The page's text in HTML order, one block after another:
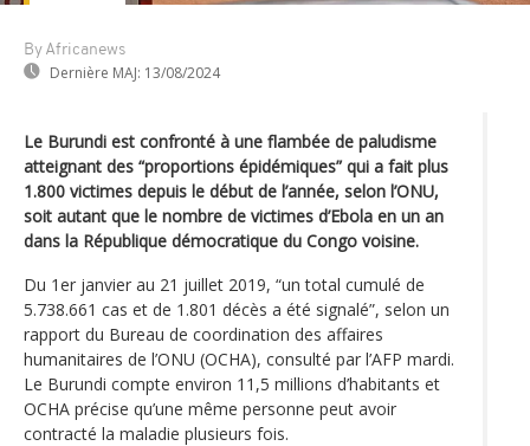
By Africanews
Dernière MAJ: 13/08/2024
Le Burundi est confronté à une flambée de paludisme
atteignant des “proportions épidémiques” qui a fait plus
1.800 victimes depuis le début de l’année, selon l’ONU,
soit autant que le nombre de victimes d’Ebola en un an
dans la République démocratique du Congo voisine.
Du 1er janvier au 21 juillet 2019, “un total cumulé de
5.738.661 cas et de 1.801 décès a été signalé”, selon un
rapport du Bureau de coordination des affaires
humanitaires de l’ONU (OCHA), consulté par l’AFP mardi.
Le Burundi compte environ 11,5 millions d’habitants et
OCHA précise qu’une même personne peut avoir
contracté la maladie plusieurs fois.